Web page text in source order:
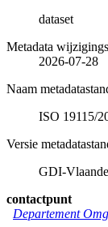
dataset
Metadata
2026-07-28
Naam
ISO 19115/
Versie
GDI-
contactpunt
Departement